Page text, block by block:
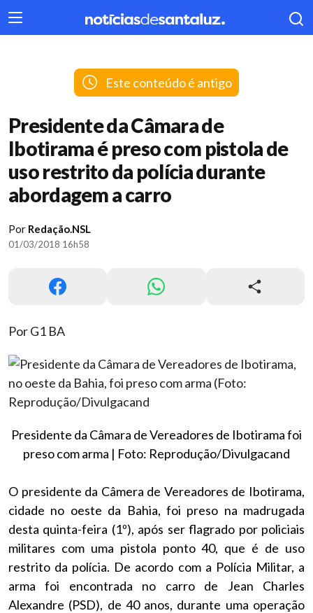
404
Este conteúdo é antigo
Presidente da Câmara de
Ibotirama é preso com pistola de
uso restrito da polícia durante
abordagem a carro
Por Redação.NSL
01/03/2018 16h58
Por G1 BA
Presidente da Câmara de Vereadores de Ibotirama foi
preso com arma | Foto: Reprodução/Divulgacand
O presidente da Câmera de Vereadores de Ibotirama,
cidade no oeste da Bahia, foi preso na madrugada
desta quinta-feira (1º), após ser flagrado por policiais
militares com uma pistola ponto 40, que é de uso
restrito da polícia. De acordo com a Polícia Militar, a
arma foi encontrada no carro de Jean Charles
Alexandre (PSD), de 40 anos, durante uma operação